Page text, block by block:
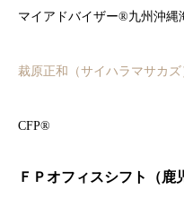
マイアドバイザー®九州沖縄
裁原正和（サイハラマサカズ
CFP®
ＦＰオフィスシフト（鹿